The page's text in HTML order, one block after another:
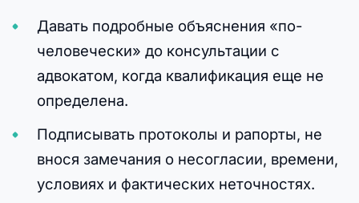
Давать подробные объяснения «по-
человечески» до консультации с
адвокатом, когда квалификация еще не
определена.
Подписывать протоколы и рапорты, не
внося замечания о несогласии, времени,
условиях и фактических неточностях.